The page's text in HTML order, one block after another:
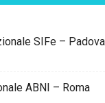
SIFe – Padova
ABNI – Roma